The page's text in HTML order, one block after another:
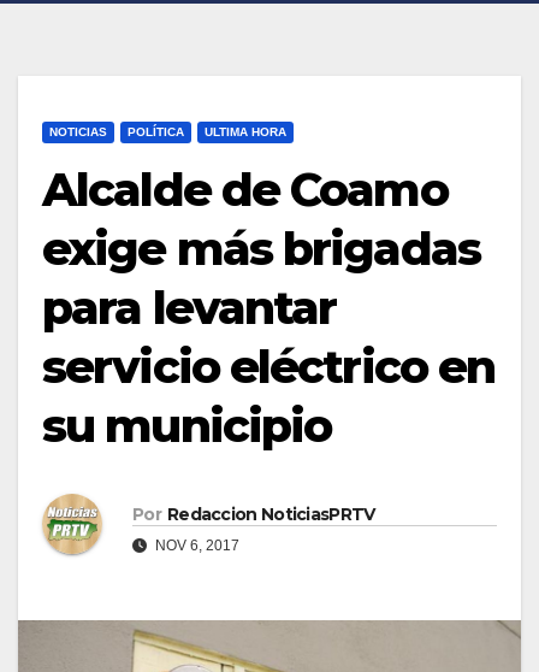
NOTICIAS POLÍTICA ULTIMA HORA
Alcalde de Coamo
exige más brigadas
para levantar
servicio eléctrico en
su municipio
Por Redaccion NoticiasPRTV
NOV 6, 2017